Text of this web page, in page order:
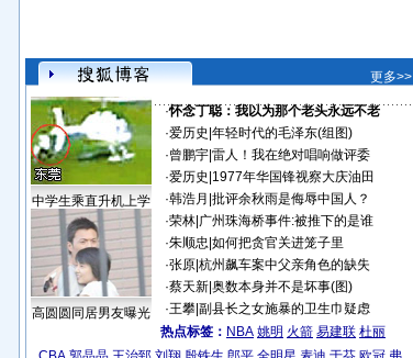
更多>>
中学生乘直升机上学
高圆圆同居男友曝光
·怀念丁聪：我以为那个老头永远不老
·爱历史 年轻时代的毛泽东(组图)
·曾鹏宇| 雷人！我在绝对唱响做评委
·爱历史 1977年华国锋视察大庆油田
·韩浩月 批评余秋雨是侮辱中国人？
·荣林| 广州珠海桥事件:被推下的是谁
·朱顺忠 如何把贪官关进笼子里
·张原| 杭州飙车案中父亲角色的缺失
·蔡天新| 奥数本身并不是坏事(图)
·王攀| 副县长之女施暴的卫生巾疑虑
热点标签： NBA 姚明 火箭 易建联 杜丽